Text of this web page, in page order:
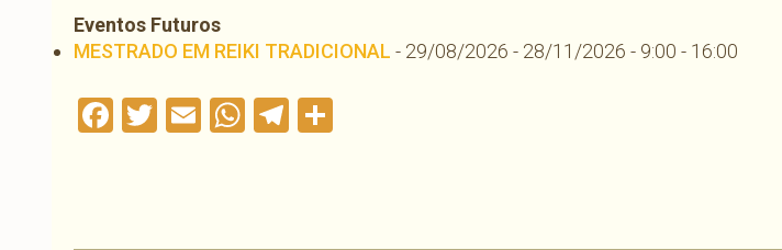
Eventos Futuros
MESTRADO EM REIKI TRADICIONAL - 29/08/2026 - 28/11/2026 - 9:00 - 16:00
Facebook
Twitter
EmailWhatsApp
Telegram